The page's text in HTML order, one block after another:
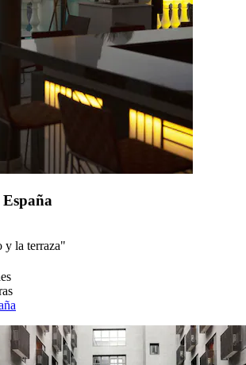
y la terraza"